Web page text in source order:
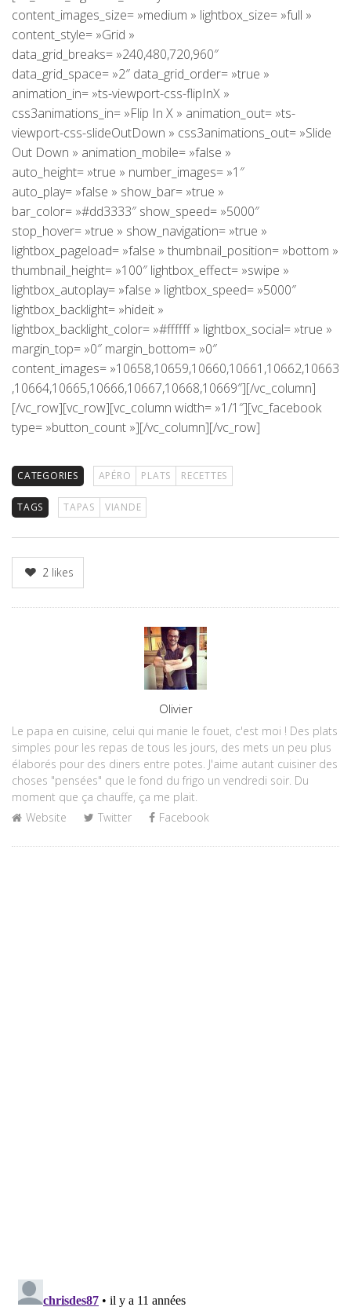
content_images_size= »medium » lightbox_size= »full »
content_style= »Grid »
data_grid_breaks= »240,480,720,960″
data_grid_space= »2″ data_grid_order= »true »
animation_in= »ts-viewport-css-flipInX »
css3animations_in= »Flip In X » animation_out= »ts-
viewport-css-slideOutDown » css3animations_out= »Slide
Out Down » animation_mobile= »false »
auto_height= »true » number_images= »1″
auto_play= »false » show_bar= »true »
bar_color= »#dd3333″ show_speed= »5000″
stop_hover= »true » show_navigation= »true »
lightbox_pageload= »false » thumbnail_position= »bottom »
thumbnail_height= »100″ lightbox_effect= »swipe »
lightbox_autoplay= »false » lightbox_speed= »5000″
lightbox_backlight= »hideit »
lightbox_backlight_color= »#ffffff » lightbox_social= »true »
margin_top= »0″ margin_bottom= »0″
content_images= »10658,10659,10660,10661,10662,10663
,10664,10665,10666,10667,10668,10669″][/vc_column]
[/vc_row][vc_row][vc_column width= »1/1″][vc_facebook
type= »button_count »][/vc_column][/vc_row]
CATEGORIES APÉRO PLATS RECETTES
TAGS TAPAS VIANDE
2 likes
Olivier
Le papa en cuisine, celui qui manie le fouet, c'est moi ! Des plats
simples pour les repas de tous les jours, des mets un peu plus
élaborés pour des diners entre potes. J'aime autant cuisiner des
choses "pensées" que le fond du frigo un vendredi soir. Du
moment que ça chauffe, ça me plait.
Website
Twitter Facebook